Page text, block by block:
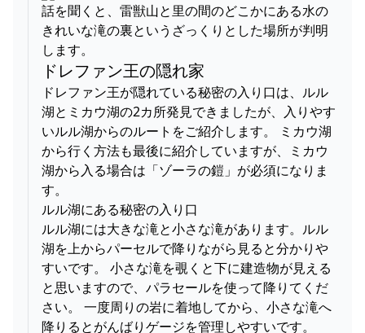
話を聞くと、雷獣山と里の間のどこかにある水の
きれいな滝の裏というざっくりとした場所が判明
します。
ドレファン王の隠れ家
ドレファン王が隠れている秘密の入り口は、ルル
湖とミカウ湖の2カ所発見できましたが、入りやす
いルル湖からのルートをご紹介します。 ミカウ湖
から行く方法も最後に紹介していますが、ミカウ
湖から入る場合は「ゾーラの鎧」が必須になりま
す。
ルル湖にある秘密の入り口
ルル湖には大きな滝と小さな滝があります。ルル
湖を上からパーセルで降りながら見ると分かりや
すいです。 小さな滝を覗くと下に建造物が見える
と思いますので、パラセールを使って降りてくだ
さい。 一度周りの岩に着地してから、小さな滝へ
降りるとがんばりゲージを管理しやすいです。